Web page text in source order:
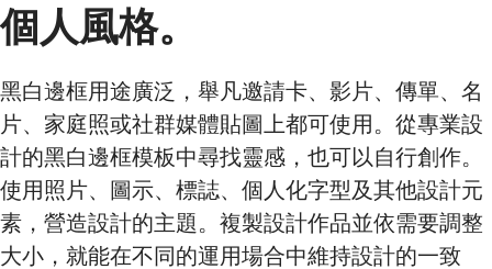
個人風格。
黑白邊框用途廣泛，舉凡邀請卡、影片、傳單、名
片、家庭照或社群媒體貼圖上都可使用。從專業設
計的黑白邊框模板中尋找靈感，也可以自行創作。
使用照片、圖示、標誌、個人化字型及其他設計元
素，營造設計的主題。複製設計作品並依需要調整
大小，就能在不同的運用場合中維持設計的一致